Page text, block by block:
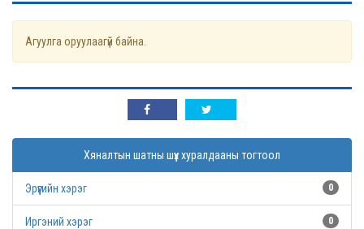
Агуулга оруулаагүй байна.
Хяналтын шатны шүүх хуралдааны тогтоол
Эрүүгийн хэрэг 0
Иргэний хэрэг 0